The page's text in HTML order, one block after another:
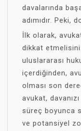
davalarında
adımıdır. Peki,
İlk olarak,
dikkat
uluslararası
içerdiğinden,
olması son
avukat,
süreç boyunca
ve potansiyel